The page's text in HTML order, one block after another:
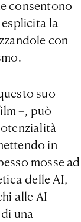
consentono
la
con
suo
–, può
in
mosse ad
delle AI,
alle AI
una